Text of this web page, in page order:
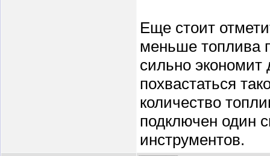
Еще стоит
меньше топлива
сильно экономит
похвастаться
количество
подключен один
инструментов.